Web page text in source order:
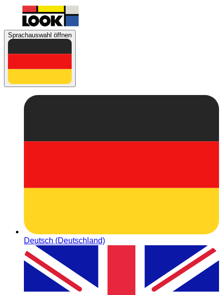
Sprachauswahl öffnen
Deutsch (Deutschland)